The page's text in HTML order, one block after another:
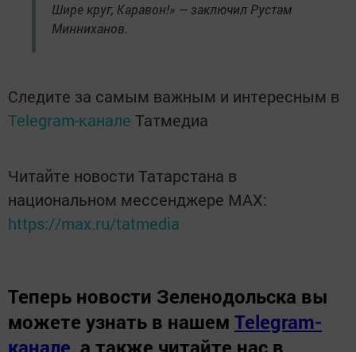
Шире круг, Каравон!» — заключил Рустам
Минниханов.
Следите за самым важным и интересным в
Telegram-канале Татмедиа
Читайте новости Татарстана в
национальном мессенджере MАХ:
https://max.ru/tatmedia
Теперь новости Зеленодольска вы
можете узнать в нашем Telegram-